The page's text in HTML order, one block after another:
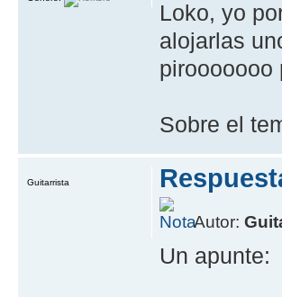
Loko, yo
alojarlas
pirooooooo
Sobre el
Autor:
Un apunte:
Guitarrista